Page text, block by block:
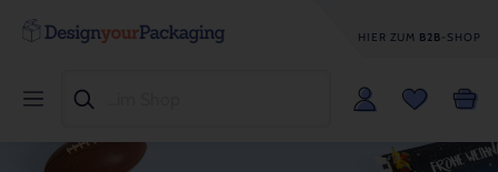
HIER ZUM B2B-SHOP